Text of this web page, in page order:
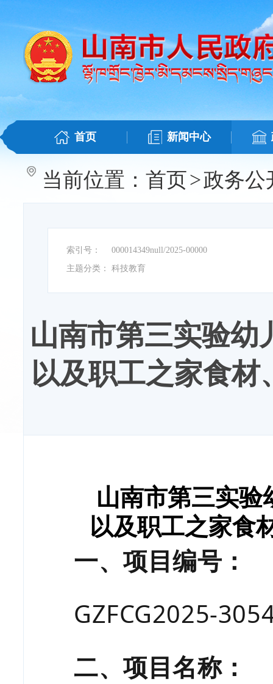
首页 新闻中心
当前位置： 首页>政务公
索引号：
000014349null/2025-00000
主题分类：
科技教育
山南市第三实验幼
以及职工之家食
山南市第三实验
以及职工之家食
一、项目编号：
GZFCG2025-
二、项目名称：